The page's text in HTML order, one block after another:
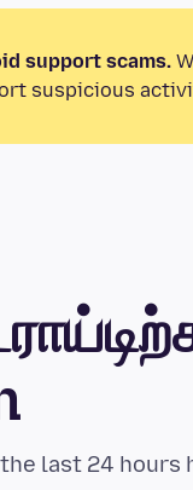
support scams.
suspicious
last 24 hours